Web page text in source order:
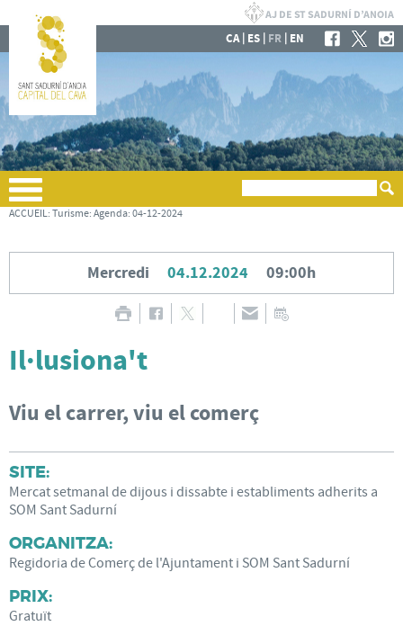
CA| ES | FR | EN
ACCUEIL: Turisme: Agenda: 04-12-2024
Mercredi 04.12.2024 09:00h
Il·lusiona't
Viu el carrer, viu el comerç
SITE:
Mercat setmanal de dijous i dissabte i establiments adherits a
SOM Sant Sadurní
ORGANITZA:
Regidoria de Comerç de l'Ajuntament i SOM Sant Sadurní
PRIX:
Gratuït